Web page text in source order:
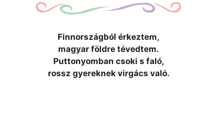
Finnországból érkeztem,
magyar földre tévedtem.
Puttonyomban csoki s faló,
rossz gyereknek virgács való.